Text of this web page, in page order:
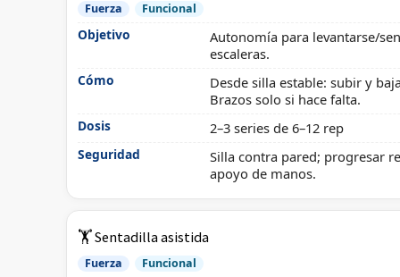
Fuerza Funcional
Objetivo
Autonomía para levantarse/
escaleras.
Cómo
Desde silla estable: subir y
Brazos solo si hace falta.
Dosis 2–3 series de 6–12 rep
Seguridad
Silla contra pared; progresar
apoyo de manos.
🏋️ Sentadilla asistida
Fuerza Funcional